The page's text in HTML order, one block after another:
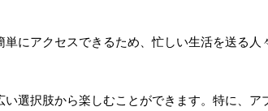
にアクセスできるため、忙しい生活を送る人
選択肢から楽しむことができます。特に、ア